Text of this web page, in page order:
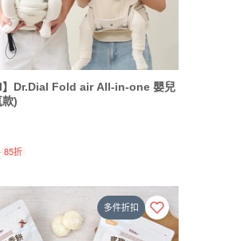
】Dr.Dial Fold air All-in-one 嬰兒
)
85折
多件折扣